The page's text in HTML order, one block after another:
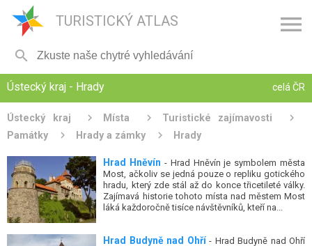
TURISTICKÝ ATLAS 

Ústecký kraj - Hrady celá ČR
Ústecký kraj Místa
Turistické zajímavosti
Památky
Hrady a zámky Hrady
Hrad Hněvín - Hrad Hněvín je symbolem města
Most, ačkoliv se jedná pouze o repliku gotického
hradu, který zde stál až do konce třicetileté války.
Zajímavá historie tohoto místa nad městem Most
láká každoročně tisíce návštěvníků, kteří na...
Hrad Budyně nad Ohří - Hrad Budyně nad Ohří